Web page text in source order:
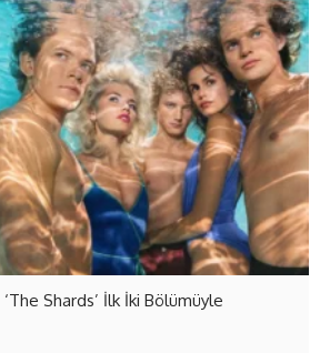
Shards’ İlk İki Bölümüyle